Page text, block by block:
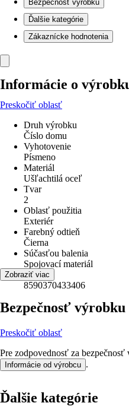
Bezpečnosť výrobku
Ďalšie kategórie
Zákaznícke hodnotenia
Informácie o
Preskočiť oblasť
Druh výrobku
Číslo domu
Vyhotovenie
Písmeno
Materiál
Ušľachtilá oceľ
Tvar
2
Oblasť použitia
Exteriér
Farebný odtieň
Čierna
Súčasťou balenia
Spojovací materiál
EAN
8590370433406
Zobraziť viac
Bezpečnosť výrobku
Preskočiť oblasť
Pre zodpovednosť za
Informácie od výrobcu .
Ďalšie kategórie